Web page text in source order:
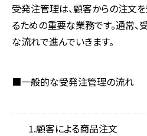
受発注管理は、顧客からの注文
るための重要な業務です。通常
な流れで進んでいきます。
■一般的な受発注管理の流れ
顧客による商品注文